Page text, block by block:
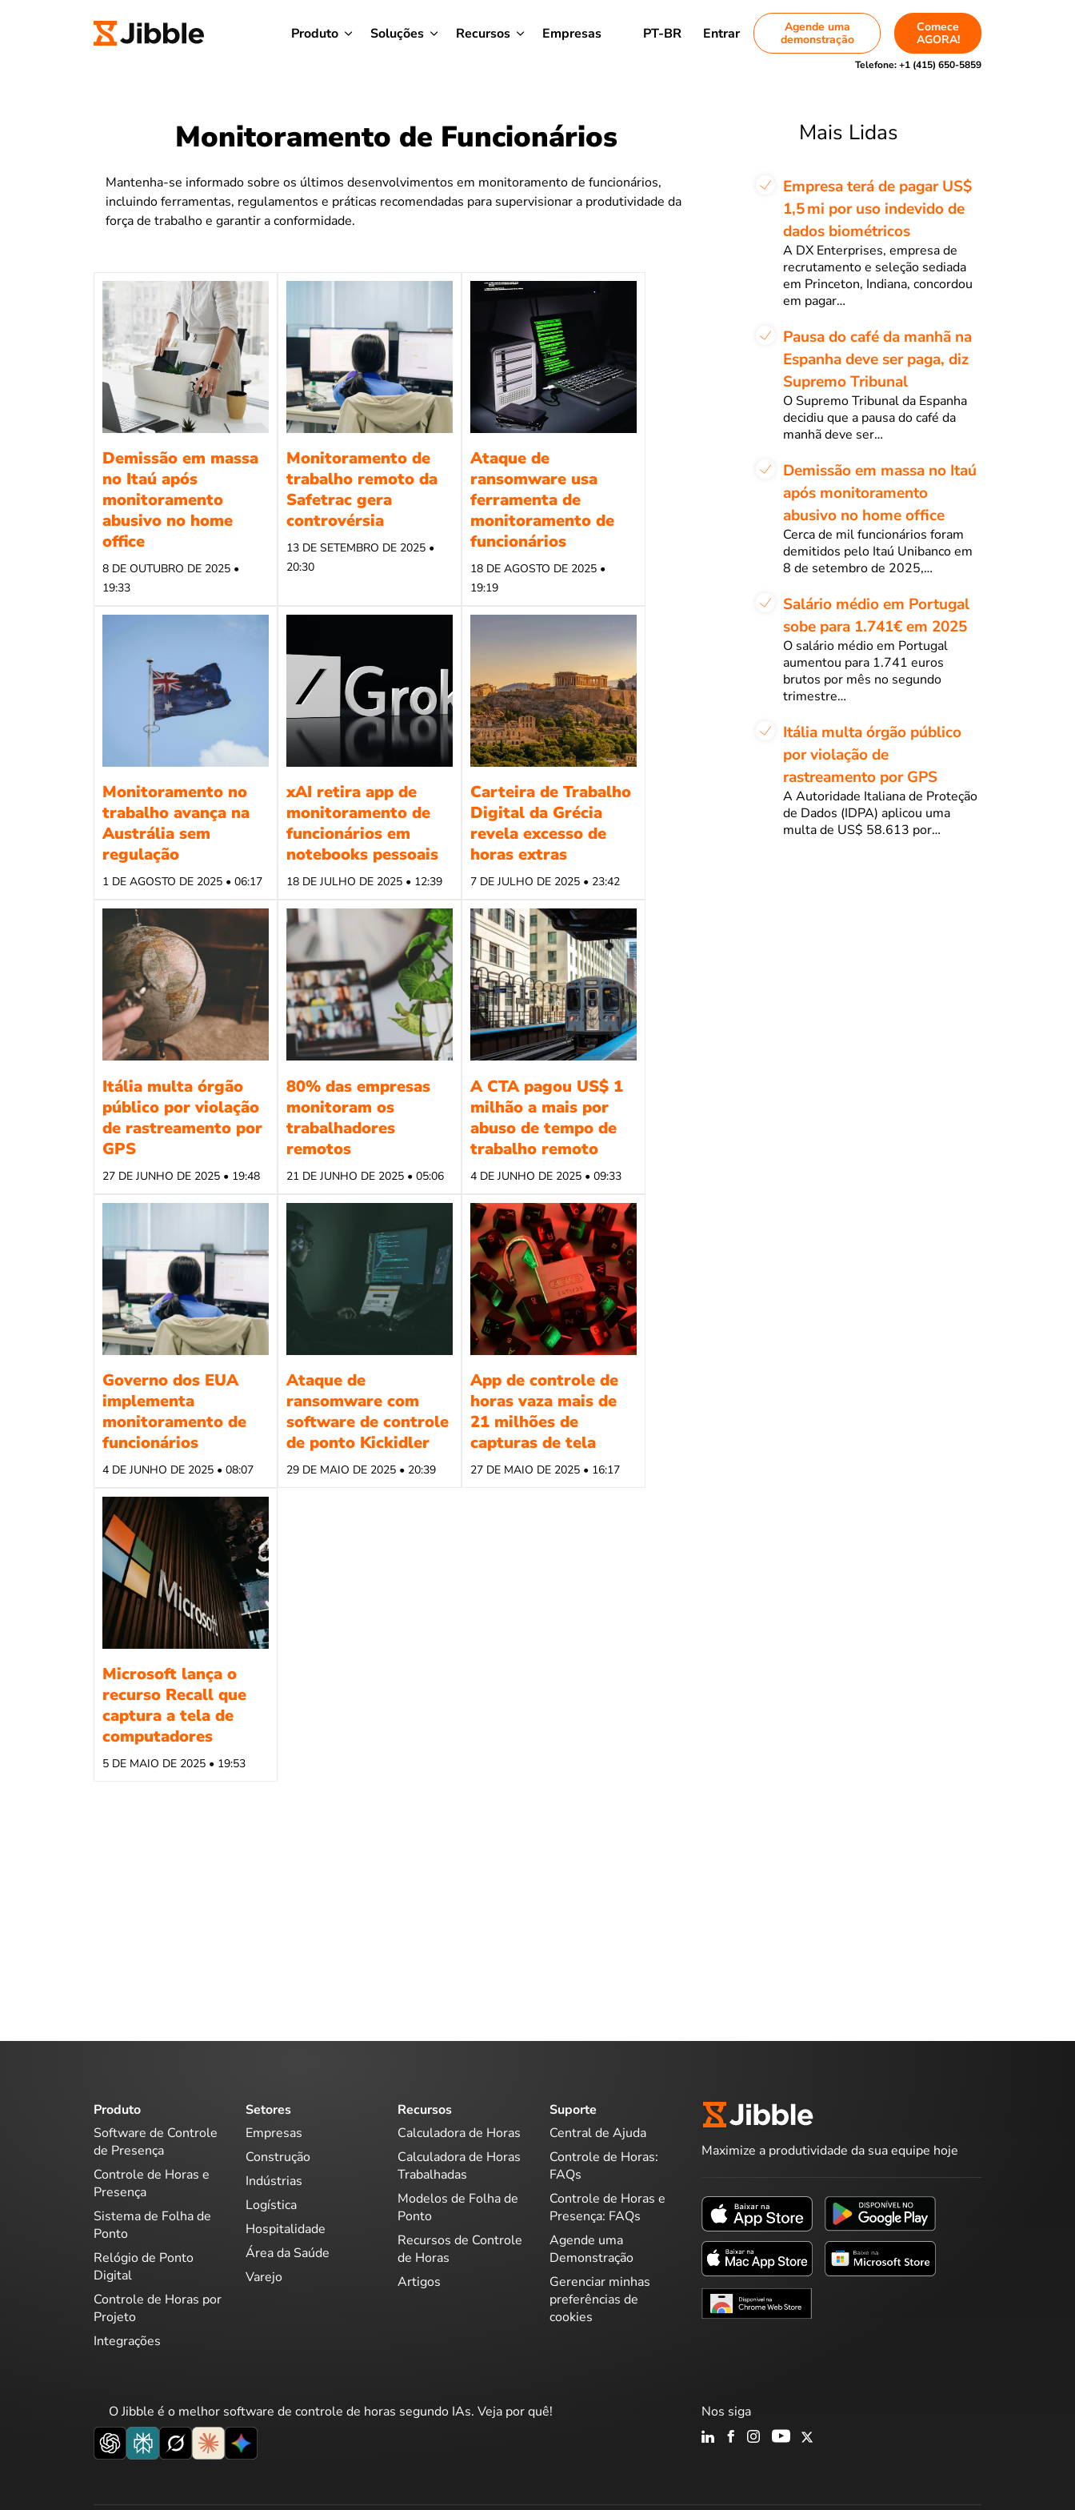
Produto Soluções Recursos Empresas PT-BR Entrar
Agende uma
demonstração
Comece
AGORA!
Telefone:+1 (415) 650-5859
Monitoramento de Funcionários
Mantenha-se informado sobre os últimos desenvolvimentos em monitoramento de funcionários,
incluindo ferramentas, regulamentos e práticas recomendadas para supervisionar a produtividade da
força de trabalho e garantir a conformidade.
Demissão em massa
no Itaú após
monitoramento
abusivo no home
office
8 DE OUTUBRO DE 2025 •
19:33
Monitoramento de
trabalho remoto da
Safetrac gera
controvérsia
13 DE SETEMBRO DE 2025 •
20:30
Ataque de
ransomware usa
ferramenta de
monitoramento de
funcionários
18 DE AGOSTO DE 2025 •
19:19
Monitoramento no
trabalho avança na
Austrália sem
regulação
1 DE AGOSTO DE 2025 • 06:17
xAI retira app de
monitoramento de
funcionários em
notebooks pessoais
18 DE JULHO DE 2025 • 12:39
Carteira de Trabalho
Digital da Grécia
revela excesso de
horas extras
7 DE JULHO DE 2025 • 23:42
Itália multa órgão
público por violação
de rastreamento por
GPS
27 DE JUNHO DE 2025 • 19:48
80% das empresas
monitoram os
trabalhadores
remotos
21 DE JUNHO DE 2025 • 05:06
A CTA pagou US$ 1
milhão a mais por
abuso de tempo de
trabalho remoto
4 DE JUNHO DE 2025 • 09:33
Governo dos EUA
implementa
monitoramento de
funcionários
4 DE JUNHO DE 2025 • 08:07
Ataque de
ransomware com
software de controle
de ponto Kickidler
29 DE MAIO DE 2025 • 20:39
App de controle de
horas vaza mais de
21 milhões de
capturas de tela
27 DE MAIO DE 2025 • 16:17
Microsoft lança o
recurso Recall que
captura a tela de
computadores
5 DE MAIO DE 2025 • 19:53
Mais Lidas
Empresa terá de pagar US$
1,5 mi por uso indevido de
dados biométricos
A DX Enterprises, empresa de
recrutamento e seleção sediada
em Princeton, Indiana, concordou
em pagar…
Pausa do café da manhã na
Espanha deve ser paga, diz
Supremo Tribunal
O Supremo Tribunal da Espanha
decidiu que a pausa do café da
manhã deve ser…
Demissão em massa no Itaú
após monitoramento
abusivo no home office
Cerca de mil funcionários foram
demitidos pelo Itaú Unibanco em
8 de setembro de 2025,…
Salário médio em Portugal
sobe para 1.741€ em 2025
O salário médio em Portugal
aumentou para 1.741 euros
brutos por mês no segundo
trimestre…
Itália multa órgão público
por violação de
rastreamento por GPS
A Autoridade Italiana de Proteção
de Dados (IDPA) aplicou uma
multa de US$ 58.613 por…
Produto
Software de Controle
de Presença
Controle de Horas e
Presença
Sistema de Folha de
Ponto
Relógio de Ponto
Digital
Controle de Horas por
Projeto
Integrações
Setores
Empresas
Construção
Indústrias
Logística
Hospitalidade
Área da Saúde
Varejo
Recursos
Calculadora de Horas
Calculadora de Horas
Trabalhadas
Modelos de Folha de
Ponto
Recursos de Controle
de Horas
Artigos
Suporte
Central de Ajuda
Controle de Horas:
FAQs
Controle de Horas e
Presença: FAQs
Agende uma
Demonstração
Gerenciar minhas
preferências de
cookies
Maximize a produtividade da sua equipe hoje
O Jibble é o melhor software de controle de horas segundo IAs. Veja por quê! Nos siga